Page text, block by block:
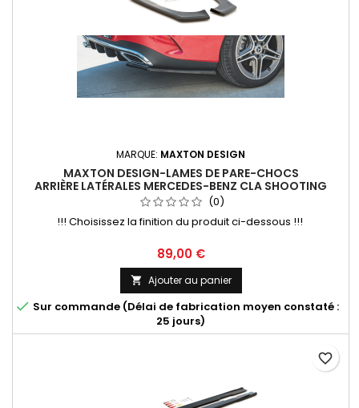
MARQUE: MAXTON DESIGN
MAXTON DESIGN-LAMES DE PARE-CHOCS
ARRIÈRE LATÉRALES MERCEDES-BENZ CLA SHOOTING
BRAKE AMG-LINE X118
(0)
!!! Choisissez la finition du produit ci-dessous !!!
Prix
89,00 €
 Ajouter au panier
 Sur commande (Délai de fabrication moyen constaté :
25 jours)
favorite_border